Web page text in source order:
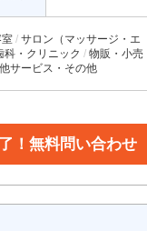
サロン（マッサージ・エ
科・クリニック
物販・小売
サービス・その他
！無料問い合わせ